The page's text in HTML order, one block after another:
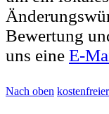
Bewertung
uns eine E-
Nach oben